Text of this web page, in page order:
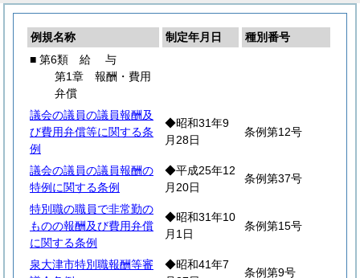
例規名称 制定年月日
種別番号
■ 第6類 給 与
第1章 報酬・費用
弁償
議会の議員の議員報酬及
び費用弁償等に関する条
例
◆昭和31年9
月28日
条例第12号
議会の議員の議員報酬の
特例に関する条例
◆平成25年12
月20日
条例第37号
特別職の職員で非常勤の
ものの報酬及び費用弁償
に関する条例
◆昭和31年10
月1日
条例第15号
泉大津市特別職報酬等審
◆昭和41年7
条例第9号